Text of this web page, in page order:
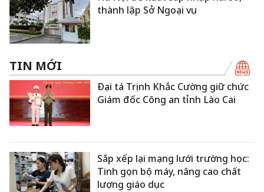
thành lập Sở Ngoại vụ
TIN MỚI
Đại tá Trịnh Khắc Cường giữ chức
Giám đốc Công an tỉnh Lào Cai
Sắp xếp lại mạng lưới trường học:
Tinh gọn bộ máy, nâng cao chất
lượng giáo dục